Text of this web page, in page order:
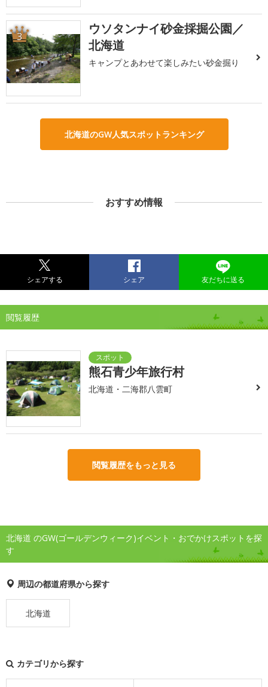
3
ウソタンナイ砂金採掘公園／
北海道
キャンプとあわせて楽しみたい砂金掘り
北海道のGW人気スポットランキング
おすすめ情報
シェアする シェア 友だちに送る
閲覧履歴
熊石青少年旅行村
北海道・二海郡八雲町
閲覧履歴をもっと見る
北海道 のGW(ゴールデンウィーク)イベント・おでかけスポットを探
す
周辺の都道府県から探す
北海道
カテゴリから探す